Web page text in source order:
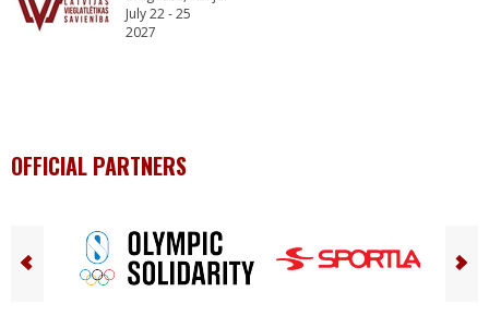
July 22 - 25
2027
OFFICIAL PARTNERS